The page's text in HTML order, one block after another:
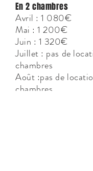
En 2 chambres
Avril : 1 080€
Mai : 1 200€
Juin : 1 320€
Juillet : pas de
chambres
Août :pas de
chambres